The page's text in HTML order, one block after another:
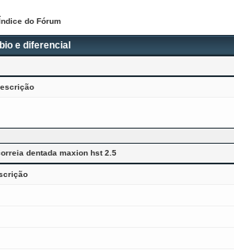
do Fórum
e diferencial
dentada maxion hst 2.5